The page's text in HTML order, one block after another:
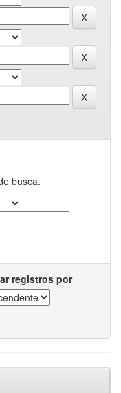
busca.
registros por